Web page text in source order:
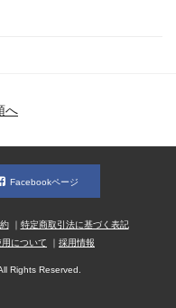
へ
Facebookページ
特定商取引法に基づく表記
について 採用情報
Rights Reserved.